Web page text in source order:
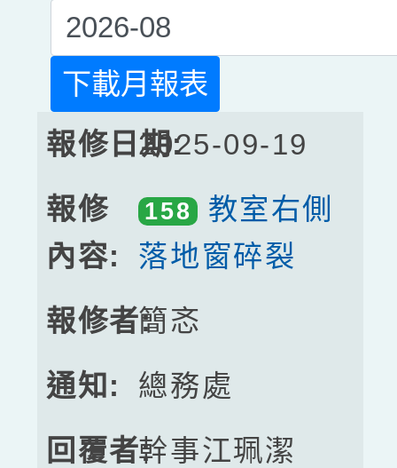
下載月報表
2025-09-19
158
教室右側
落地窗碎裂
簡忞
總務處
幹事江珮潔